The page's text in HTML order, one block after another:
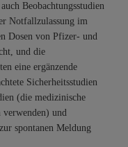
Beobachtungsstudien
Notfallzulassung im
Dosen von Pfizer- und
und die
eine ergänzende
Sicherheitsstudien
(die medizinische
verwenden) und
spontanen Meldung